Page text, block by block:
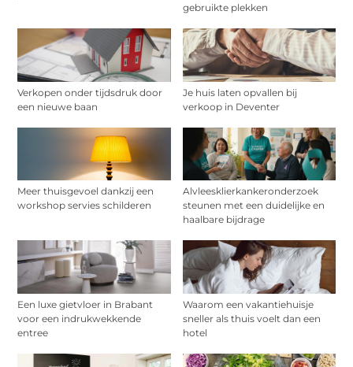
gebruikte plekken
Verkopen onder tijdsdruk door
een nieuwe baan
Je huis laten opvallen bij
verkoop in Deventer
Meer thuisgevoel dankzij een
workshop servies schilderen
Alvleesklierkankeronderzoek
steunen met een duidelijke en
haalbare bijdrage
Een luxe gietvloer in Brabant
voor een indrukwekkende
entree
Waarom een vakantiehuisje
sneller als thuis voelt dan een
hotel